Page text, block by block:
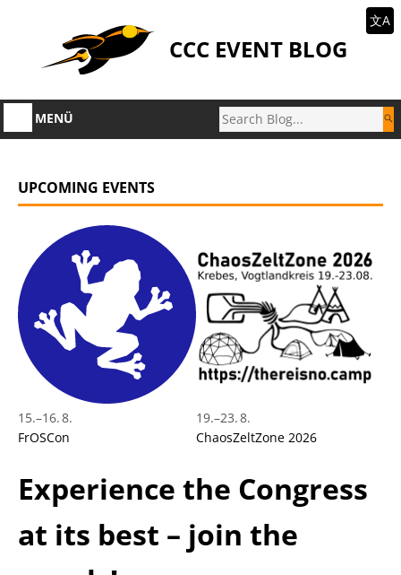
CCC EVENT BLOG
文A
MENÜ
UPCOMING EVENTS
15.–16. 8.
FrOSCon
19.–23. 8.
ChaosZeltZone 2026
Experience the Congress
at its best – join the